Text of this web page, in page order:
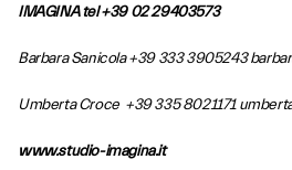
IMAGINA tel +39 02 29403573
Barbara Sanicola +39 333 3905243
Umberta Croce +39 335 8021171
www.studio-imagina.it